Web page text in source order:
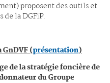
proposent des outils et
de la DGFiP.
(présentation)
de la stratégie foncière de
du Groupe